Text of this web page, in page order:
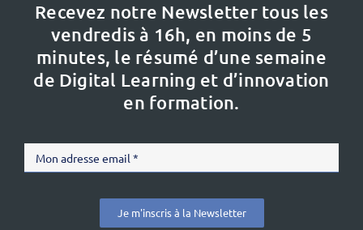
Recevez notre Newsletter tous les
vendredis à 16h, en moins de 5
minutes, le résumé d’une semaine
de Digital Learning et d’innovation
en formation.
Je m'inscris à la Newsletter